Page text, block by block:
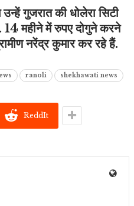
गुजरात की धोलेरा सिटी
14 महीने में रुपए दोगुने करने
नरेंद्र कुमार कर रहे हैं.
ranoli
shekhawati news
ReddIt